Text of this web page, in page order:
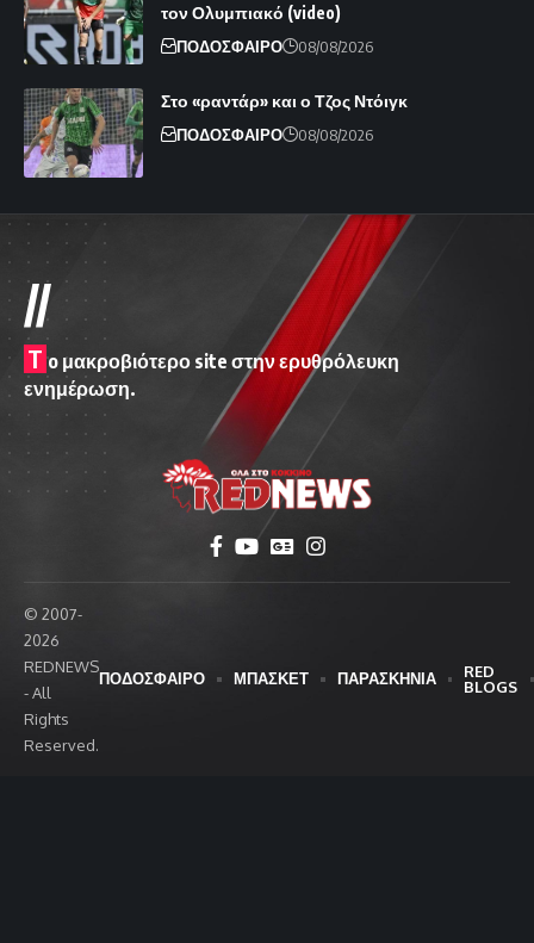
τον Ολυμπιακό (video)
ΠΟΔΟΣΦΑΙΡΟ 08/08/2026
Στο «ραντάρ» και ο Τζος Ντόιγκ
ΠΟΔΟΣΦΑΙΡΟ 08/08/2026
//
T o μακροβιότερο site στην ερυθρόλευκη
ενημέρωση.
© 2007-
2026
REDNEWS
- All
Rights
Reserved.
ΠΟΔΟΣΦΑΙΡΟ ΜΠΑΣΚΕΤ ΠΑΡΑΣΚΗΝΙΑ
RED
BLOGS